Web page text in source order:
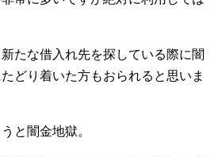
たな借入れ先を探している際に闇
どり着いた方もおられると思いま
と闇金地獄。